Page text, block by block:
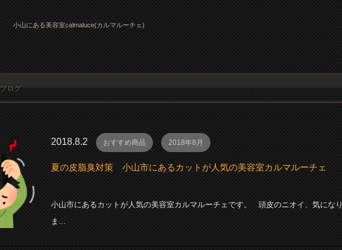
小山にある美容室calmaluce(カルマルーチェ)
ブログ
2018.8.2 おすすめ商品 2018年8月
夏の皮脂臭対策 小山市にあるカットが人気の美容室カルマルーチェ
小山市にあるカットが人気の美容室カルマルーチェです。 頭皮のニオイ、気になり
ま...